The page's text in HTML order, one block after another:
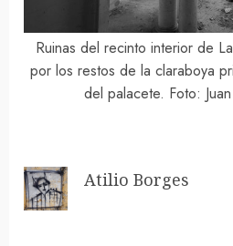
Ruinas del recinto interior de
por los restos de la claraboya
del palacete. Foto:
Atilio Borges